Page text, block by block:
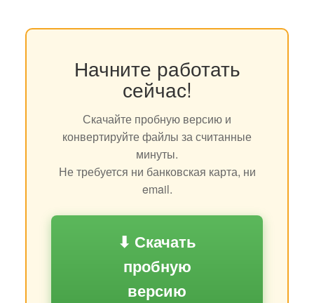
Начните работать
сейчас!
Скачайте пробную версию и
конвертируйте файлы за считанные
минуты.
Не требуется ни банковская карта, ни
email.
⬇ Скачать
пробную
версию